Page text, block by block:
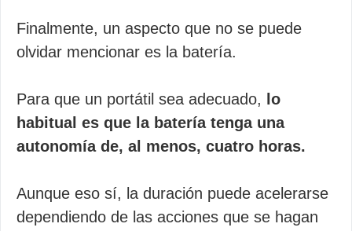
Finalmente, un aspecto que no se puede
olvidar mencionar es la batería.
Para que un portátil sea adecuado, lo
habitual es que la batería tenga una
autonomía de, al menos, cuatro horas.
Aunque eso sí, la duración puede acelerarse
dependiendo de las acciones que se hagan